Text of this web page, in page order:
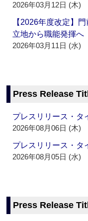
2026年03月12日 (木)
【2026年度改定】
立地から職能発揮へ
2026年03月11日 (水)
Press Release
プレスリリース・
2026年08月06日 (木)
プレスリリース・
2026年08月05日 (水)
Press Release